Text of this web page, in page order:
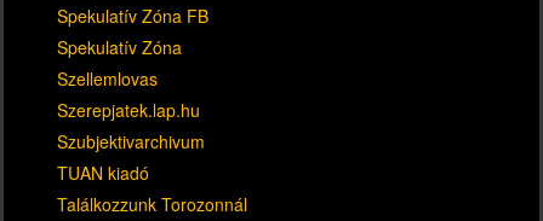
Spekulatív Zóna FB
Spekulatív Zóna
Szellemlovas
Szerepjatek.lap.hu
Szubjektivarchivum
TUAN kiadó
Találkozzunk Torozonnál